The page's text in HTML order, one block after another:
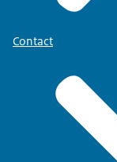
Contact